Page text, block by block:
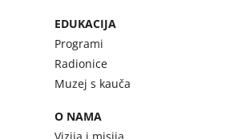
EDUKACIJA
Programi
Radionice
Muzej s kauča
O NAMA